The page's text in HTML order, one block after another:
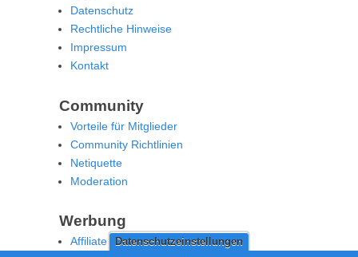
Datenschutzeinstellungen
Datenschutz
Rechtliche Hinweise
Impressum
Kontakt
Community
Vorteile für Mitglieder
Community Richtlinien
Netiquette
Moderation
Werbung
Affiliate Offenlegung